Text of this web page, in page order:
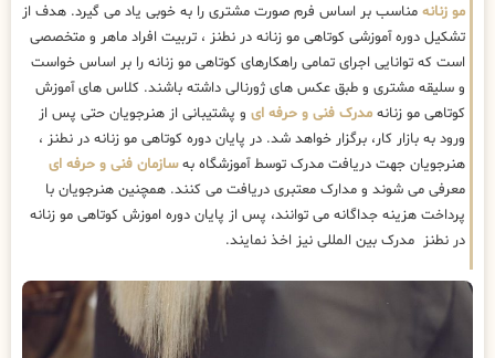
مو زنانه مناسب بر اساس فرم صورت مشتری را به خوبی یاد می گیرد. هدف از
تشکیل دوره آموزشی کوتاهی مو زنانه در نطنز ، تربیت افراد ماهر و متخصصی
است که توانایی اجرای تمامی راهکارهای کوتاهی مو زنانه را بر اساس خواست
و سلیقه مشتری و طبق عکس های ژورنالی داشته باشند. کلاس های آموزش
کوتاهی مو زنانه مدرک فنی و حرفه ای و پشتیبانی از هنرجویان حتی پس از
ورود به بازار کار، برگزار خواهد شد. در پایان دوره کوتاهی مو زنانه در نطنز ،
هنرجویان جهت دریافت مدرک توسط آموزشگاه بهسازمان فنی و حرفه ای
معرفی می شوند و مدارک معتبری دریافت می کنند. همچنین هنرجویان با
پرداخت هزینه جداگانه می توانند، پس از پایان دوره اموزش کوتاهی مو زنانه
در نطنز مدرک بین المللی نیز اخذ نمایند.